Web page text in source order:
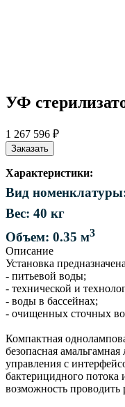
УФ
1 267 596 ₽
Заказать
Характеристики:
Вид
Вес: 40 кг
Объем: 0.35 м3
Описание
Установка
- питьевой воды;
- технической и
- воды в бассейнах;
- очищенных сточных
Компактная
безопасная
управления с
бактерицидного
возможность проводить